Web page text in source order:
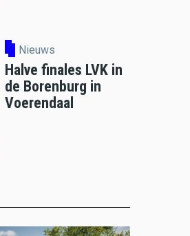
Nieuws
Halve finales LVK in
de Borenburg in
Voerendaal